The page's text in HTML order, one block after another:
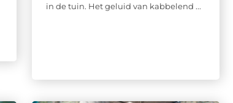
in de tuin. Het geluid van kabbelend ...